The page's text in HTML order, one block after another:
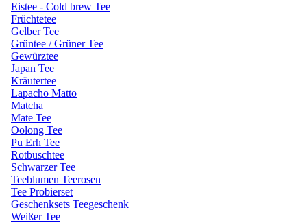
Eistee - Cold brew Tee
Früchtetee
Gelber Tee
Grüntee / Grüner Tee
Gewürztee
Japan Tee
Kräutertee
Lapacho Matto
Matcha
Mate Tee
Oolong Tee
Pu Erh Tee
Rotbuschtee
Schwarzer Tee
Teeblumen Teerosen
Tee Probierset
Geschenksets Teegeschenk
Weißer Tee